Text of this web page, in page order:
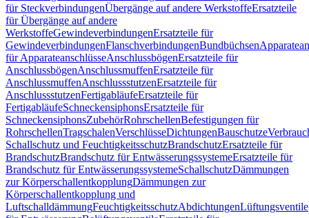
für SteckverbindungenÜbergänge auf andere WerkstoffeErsatzteile
für Übergänge auf andere
WerkstoffeGewindeverbindungenErsatzteile für
GewindeverbindungenFlanschverbindungenBundbüchsen
für ApparateanschlüsseAnschlussbögenErsatzteile für
AnschlussbögenAnschlussmuffenErsatzteile für
AnschlussmuffenAnschlussstutzenErsatzteile für
AnschlussstutzenFertigabläufeErsatzteile für
FertigabläufeSchneckensiphonsErsatzteile für
SchneckensiphonsZubehörRohrschellenBefestigungen für
RohrschellenTragschalenVerschlüsseDichtungenBauschutze
Schallschutz und FeuchtigkeitsschutzBrandschutzErsatzteile für
BrandschutzBrandschutz für EntwässerungssystemeErsatzteile für
Brandschutz für EntwässerungssystemeSchallschutzDämmungen
zur KörperschallentkopplungDämmungen zur
Körperschallentkopplung und
LuftschalldämmungFeuchtigkeitsschutzAbdichtungenLüftungsventile